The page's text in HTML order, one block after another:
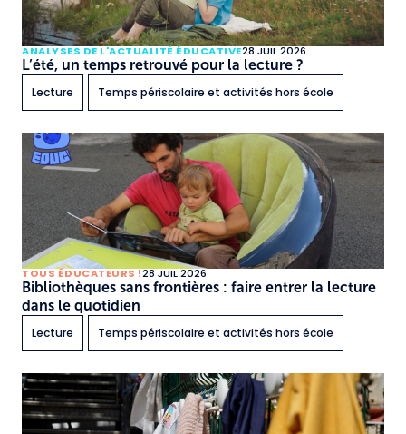
ANALYSES DE L'ACTUALITÉ ÉDUCATIVE28 JUIL 2026
L’été, un temps retrouvé pour la lecture ?
Lecture
Temps périscolaire et activités hors école
TOUS ÉDUCATEURS !28 JUIL 2026
Bibliothèques sans frontières : faire entrer la lecture
dans le quotidien
Lecture
Temps périscolaire et activités hors école